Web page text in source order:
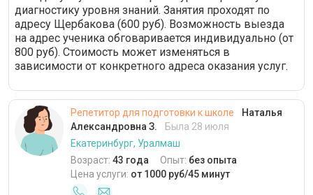
диагностику уровня знаний. Занятия проходят по
адресу Щербакова (600 руб). Возможность выезда
на адрес ученика обговаривается индивидуально (от
800 руб). Стоимость может изменяться в
зависимости от конкретного адреса оказания услуг.
Репетитор для подготовки к школе
Наталья
Александровна З.
Была 28 июля
Екатеринбург, Уралмаш
Возраст: 43 года Опыт: без опыта
Цена услуги: от 1000 руб/45 минут